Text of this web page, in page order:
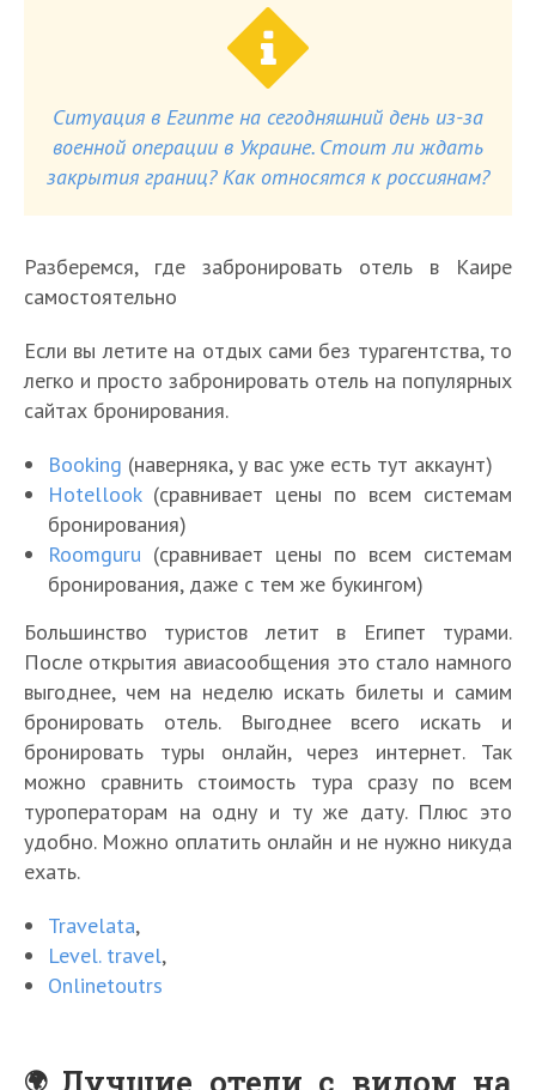
Ситуация в Египте на сегодняшний день из-за
военной операции в Украине. Стоит ли ждать
закрытия границ? Как относятся к россиянам?
Разберемся, где забронировать отель в Каире
самостоятельно
Если вы летите на отдых сами без турагентства, то
легко и просто забронировать отель на популярных
сайтах бронирования.
Booking (наверняка, у вас уже есть тут аккаунт)
Hotellook(сравнивает цены по всем системам
бронирования)
Roomguru (сравнивает цены по всем системам
бронирования, даже с тем же букингом)
Большинство туристов летит в Египет турами.
После открытия авиасообщения это стало намного
выгоднее, чем на неделю искать билеты и самим
бронировать отель. Выгоднее всего искать и
бронировать туры онлайн, через интернет. Так
можно сравнить стоимость тура сразу по всем
туроператорам на одну и ту же дату. Плюс это
удобно. Можно оплатить онлайн и не нужно никуда
ехать.
Travelata,
Level. travel,
Onlinetoutrs
Лучшие отели с видом на